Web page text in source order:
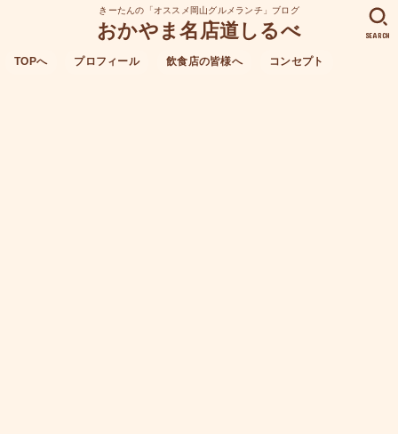
きーたんの「オススメ岡山グルメランチ」ブログ
おかやま名店道しるべ
TOPへ プロフィール 飲食店の皆様へ コンセプト
SEARCH